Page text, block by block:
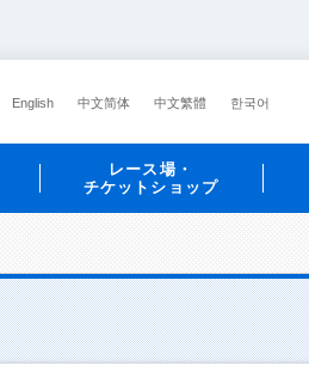
English 中文简体 中文繁體 한국어
レース場・
チケットショップ